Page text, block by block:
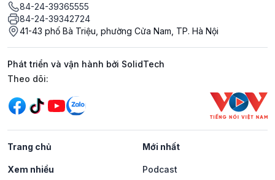
84-24-39365555
84-24-39342724
41-43 phố Bà Triệu, phường Cửa Nam, TP. Hà Nội
Phát triển và vận hành bởi SolidTech
Mạng xã hội
Theo dõi:
Trang chủ Mới nhất
Xem nhiều Podcast